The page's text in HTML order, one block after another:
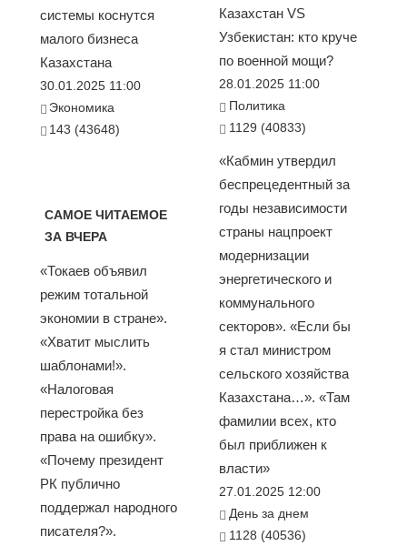
системы коснутся
малого бизнеса
Казахстана
30.01.2025 11:00
Экономика
143 (43648)
САМОЕ ЧИТАЕМОЕ
ЗА ВЧЕРА
«Токаев объявил
режим тотальной
экономии в стране».
«Хватит мыслить
шаблонами!».
«Налоговая
перестройка без
права на ошибку».
«Почему президент
РК публично
поддержал народного
писателя?».
Казахстан VS
Узбекистан: кто круче
по военной мощи?
28.01.2025 11:00
Политика
1129 (40833)
«Кабмин утвердил
беспрецедентный за
годы независимости
страны нацпроект
модернизации
энергетического и
коммунального
секторов». «Если бы
я стал министром
сельского хозяйства
Казахстана…». «Там
фамилии всех, кто
был приближен к
власти»
27.01.2025 12:00
День за днем
1128 (40536)